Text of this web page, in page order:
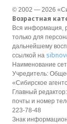
© 2002 — 2026
Возрастная
Вся информация,
только для
дальнейшему
ссылкой на
Наименование
Учредитель:
«Сибирское
Главный
почты и номер
223-78-48
Знак